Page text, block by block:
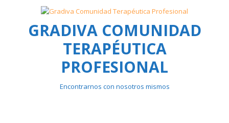
GRADIVA COMUNIDAD
TERAPÉUTICA
PROFESIONAL
Encontrarnos con nosotros mismos